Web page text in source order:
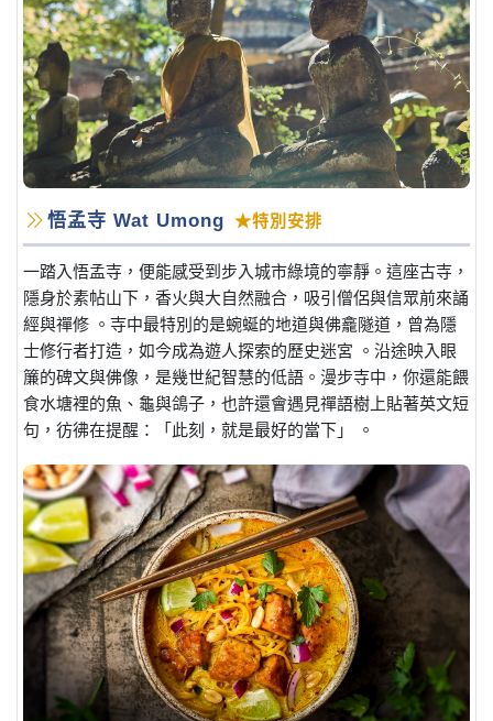
悟孟寺 Wat Umong ★特別安排
一踏入悟孟寺，便能感受到步入城市綠境的寧靜。這座古寺，
隱身於素帖山下，香火與大自然融合，吸引僧侶與信眾前來誦
經與禪修 。寺中最特別的是蜿蜒的地道與佛龕隧道，曾為隱
士修行者打造，如今成為遊人探索的歷史迷宮 。沿途映入眼
簾的碑文與佛像，是幾世紀智慧的低語。漫步寺中，你還能餵
食水塘裡的魚、龜與鴿子，也許還會遇見禪語樹上貼著英文短
句，彷彿在提醒：「此刻，就是最好的當下」 。